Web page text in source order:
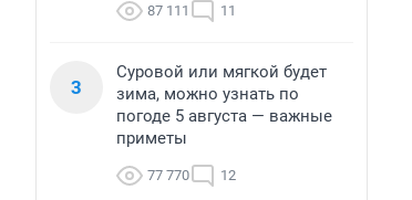
87 111 11
3
Суровой или мягкой будет
зима, можно узнать по
погоде 5 августа — важные
приметы
77 770 12